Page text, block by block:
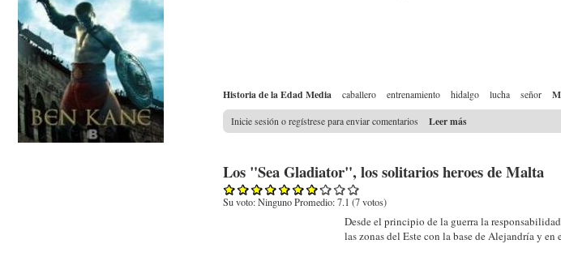
Historia de la Edad Media caballero entrenamiento hidalgo lucha señor
Inicie sesión o regístrese para enviar comentarios Leer más
Los "Sea Gladiator", los solitarios heroes de Malta
Su voto:Ninguno Promedio:7.1 (7votos)
Desde el principio de la guerra la
las zonas del Este con la base de Alejandría y